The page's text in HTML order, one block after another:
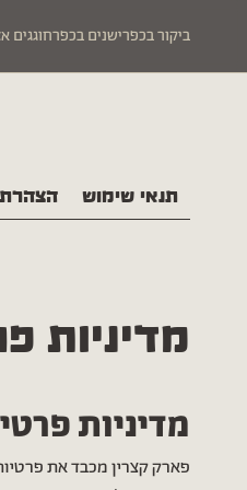
ביקור בכפרישנים בכפרחוגגים
תנאי שימוש הצהרת
מדיניות
מדיניות
פארק קצרין מכבד את